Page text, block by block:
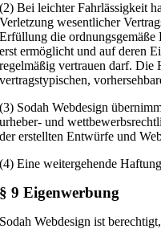
(2) Bei leichter Fahrlässigkeit
Verletzung wesentlicher
Erfüllung die ordnungsgemäße
erst ermöglicht und auf deren
regelmäßig vertrauen darf. Die
vertragstypischen,
(3) Sodah Webdesign
urheber- und
der erstellten Entwürfe und
(4) Eine weitergehende
§ 9 Eigenwerbung
Sodah Webdesign ist